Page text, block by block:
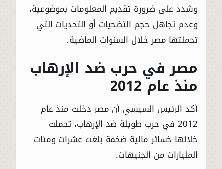
وشدد على ضرورة تقديم المعلومات بموضوعية،
وعدم تجاهل حجم التضحيات أو التحديات التي
تحملتها مصر خلال السنوات الماضية.
مصر في حرب ضد الإرهاب
منذ عام 2012
أكد الرئيس السيسي أن مصر دخلت منذ عام
2012 في حرب طويلة ضد الإرهاب، تحملت
خلالها خسائر مالية ضخمة بلغت عشرات ومئات
المليارات من الجنيهات.